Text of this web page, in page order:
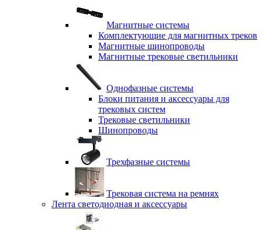
Магнитные системы
Комплектующие для магнитных треков
Магнитные шинопроводы
Магнитные трековые светильники
Однофазные системы
Блоки питания и аксессуары для
трековых систем
Трековые светильники
Шинопроводы
Трехфазные системы
Трековая система на ремнях
Лента светодиодная и аксессуары